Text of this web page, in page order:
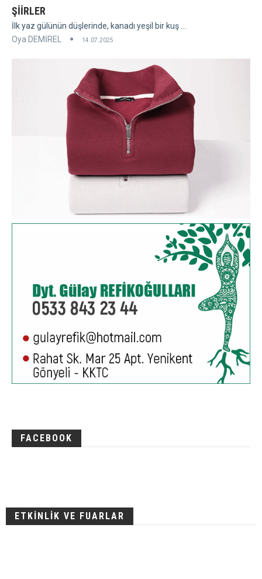
ŞİİRLER
İlk yaz gülünün düşlerinde, kanadı yeşil bir kuş ...
Oya DEMİREL
14.07.2025
FACEBOOK
ETKİNLİK VE FUARLAR